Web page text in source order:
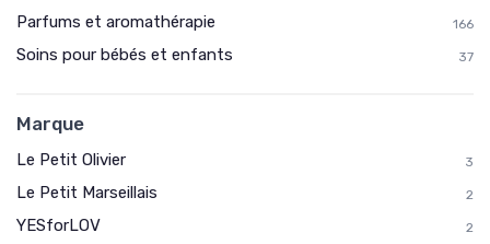
Parfums et aromathérapie 166
Soins pour bébés et enfants 37
Marque
Le Petit Olivier 3
Le Petit Marseillais 2
YESforLOV 2